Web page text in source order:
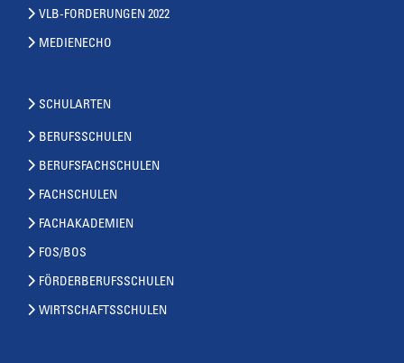
VLB-FORDERUNGEN 2022
MEDIENECHO
SCHULARTEN
BERUFSSCHULEN
BERUFSFACHSCHULEN
FACHSCHULEN
FACHAKADEMIEN
FOS/BOS
FÖRDERBERUFSSCHULEN
WIRTSCHAFTSSCHULEN